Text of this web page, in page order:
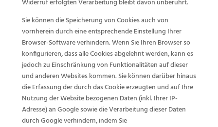
Widerruf erfolgten Verarbeitung bleibt davon unberührt.
Sie können die Speicherung von Cookies auch von
vornherein durch eine entsprechende Einstellung Ihrer
Browser-Software verhindern. Wenn Sie Ihren Browser so
konfigurieren, dass alle Cookies abgelehnt werden, kann es
jedoch zu Einschränkung von Funktionalitäten auf dieser
und anderen Websites kommen. Sie können darüber hinaus
die Erfassung der durch das Cookie erzeugten und auf Ihre
Nutzung der Website bezogenen Daten (inkl. Ihrer IP-
Adresse) an Google sowie die Verarbeitung dieser Daten
durch Google verhindern, indem Sie